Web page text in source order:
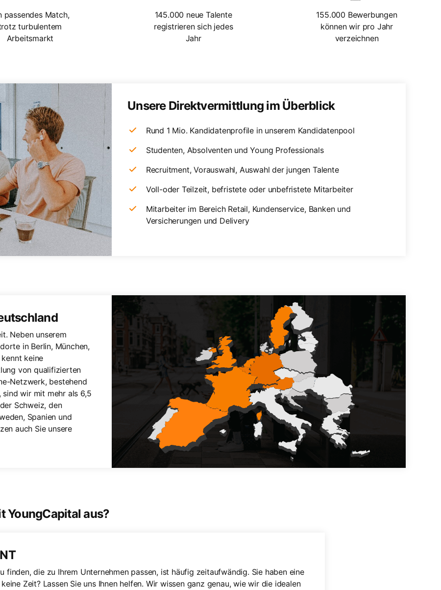
passendes Match,
turbulentem
Arbeitsmarkt
145.000 neue Talente
registrieren sich jedes
Jahr
155.000 Bewerbungen
können wir pro Jahr
verzeichnen
Unsere Direktvermittlung im Überblick
Rund 1 Mio. Kandidatenprofile in unserem Kandidatenpool
Studenten, Absolventen und Young Professionals
Recruitment, Vorauswahl, Auswahl der jungen Talente
Voll-oder Teilzeit, befristete oder unbefristete Mitarbeiter
Mitarbeiter im Bereich Retail, Kundenservice, Banken und
Versicherungen und Delivery
Neben unserem
in Berlin, München,
keine
von qualifizierten
Netzwerk, bestehend
wir mit mehr als 6,5
Schweiz, den
Spanien und
auch Sie unsere
YoungCapital aus?
finden, die zu Ihrem Unternehmen passen, ist häufig zeitaufwändig. Sie haben eine
Zeit? Lassen Sie uns Ihnen helfen. Wir wissen ganz genau, wie wir die idealen